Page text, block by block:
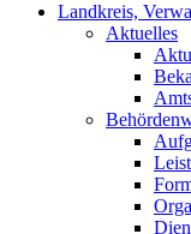
Landkreis,
Aktuelles